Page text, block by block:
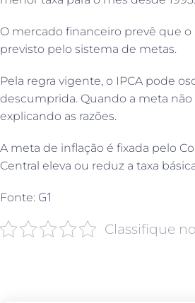
O mercado financeiro prevê que o
previsto pelo sistema de metas.
Pela regra vigente, o IPCA pode
descumprida. Quando a meta
explicando as razões.
A meta de inflação é fixada pelo
Central eleva ou reduz a taxa
Fonte: G1
Classifique